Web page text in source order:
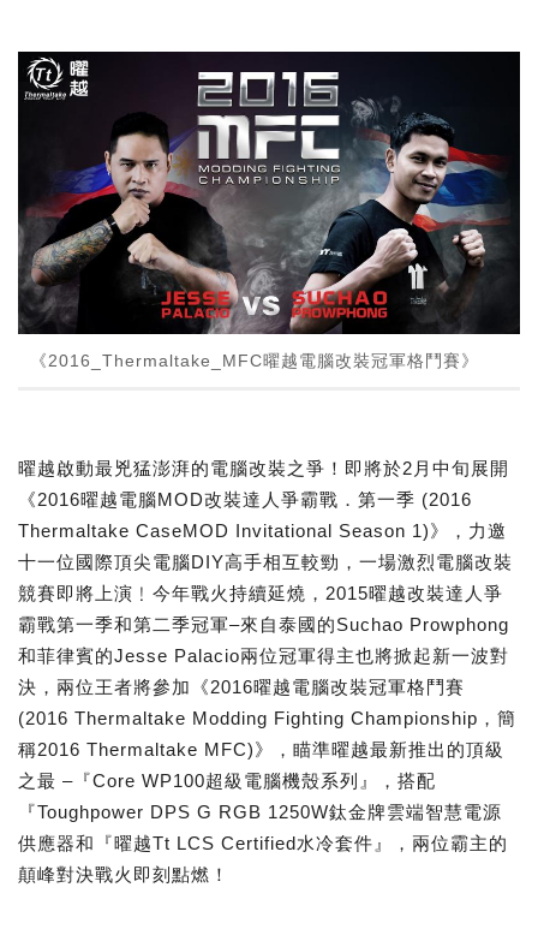
《2016_Thermaltake_MFC曜越電腦改裝冠軍格鬥賽》
曜越啟動最兇猛澎湃的電腦改裝之爭！即將於2月中旬展開
《2016曜越電腦MOD改裝達人爭霸戰．第一季 (2016
Thermaltake CaseMOD Invitational Season 1)》，力邀
十一位國際頂尖電腦DIY高手相互較勁，一場激烈電腦改裝
競賽即將上演﹗今年戰火持續延燒，2015曜越改裝達人爭
霸戰第一季和第二季冠軍–來自泰國的Suchao Prowphong
和菲律賓的Jesse Palacio兩位冠軍得主也將掀起新一波對
決，兩位王者將參加《2016曜越電腦改裝冠軍格鬥賽
(2016 Thermaltake Modding Fighting Championship，簡
稱2016 Thermaltake MFC)》，瞄準曜越最新推出的頂級
之最 –『Core WP100超級電腦機殼系列』，搭配
『Toughpower DPS G RGB 1250W鈦金牌雲端智慧電源
供應器和『曜越Tt LCS Certified水冷套件』，兩位霸主的
顛峰對決戰火即刻點燃！